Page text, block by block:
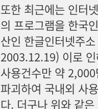
또한 최근에는 인터
의 프로그램을 한국
산인 한글인터넷주
2003.12.19) 이로
사용건수만 약
파괴하여 국내외 사
다. 더구나 위와 같